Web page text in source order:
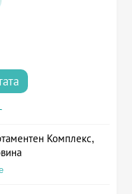
Комплекс,